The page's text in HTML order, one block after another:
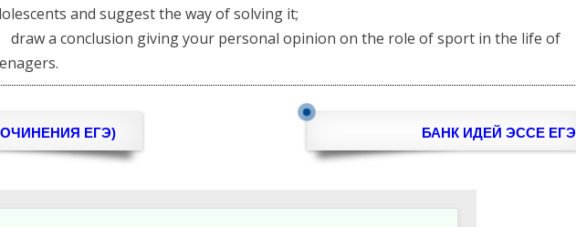
and suggest the way of solving it;
a conclusion giving your personal opinion on the role of sport in the life of
ЕГЭ) БАНК ИДЕЙ ЭССЕ ЕГЭ